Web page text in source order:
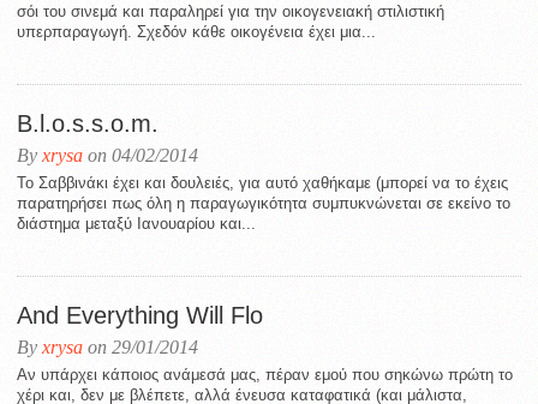
σόι του σινεμά και παραληρεί για την οικογενειακή στιλιστική
υπερπαραγωγή. Σχεδόν κάθε οικογένεια έχει μια...
B.l.o.s.s.o.m.
By xrysa on 04/02/2014
Το Σαββινάκι έχει και δουλειές, για αυτό χαθήκαμε (μπορεί να το έχεις
παρατηρήσει πως όλη η παραγωγικότητα συμπυκνώνεται σε εκείνο το
διάστημα μεταξύ Ιανουαρίου και...
And Everything Will Flo
By xrysa on 29/01/2014
Αν υπάρχει κάποιος ανάμεσά μας, πέραν εμού που σηκώνω πρώτη το
χέρι και, δεν με βλέπετε, αλλά ένευσα καταφατικά (και μάλιστα,